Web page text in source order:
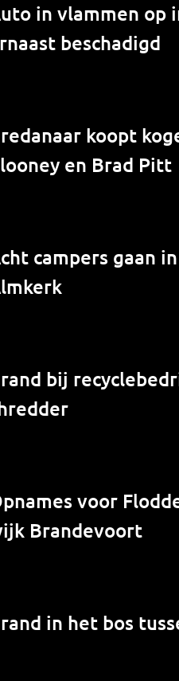
in vlammen op
beschadigd
koopt
en Brad Pitt
campers gaan
bij
voor
Brandevoort
in het bos